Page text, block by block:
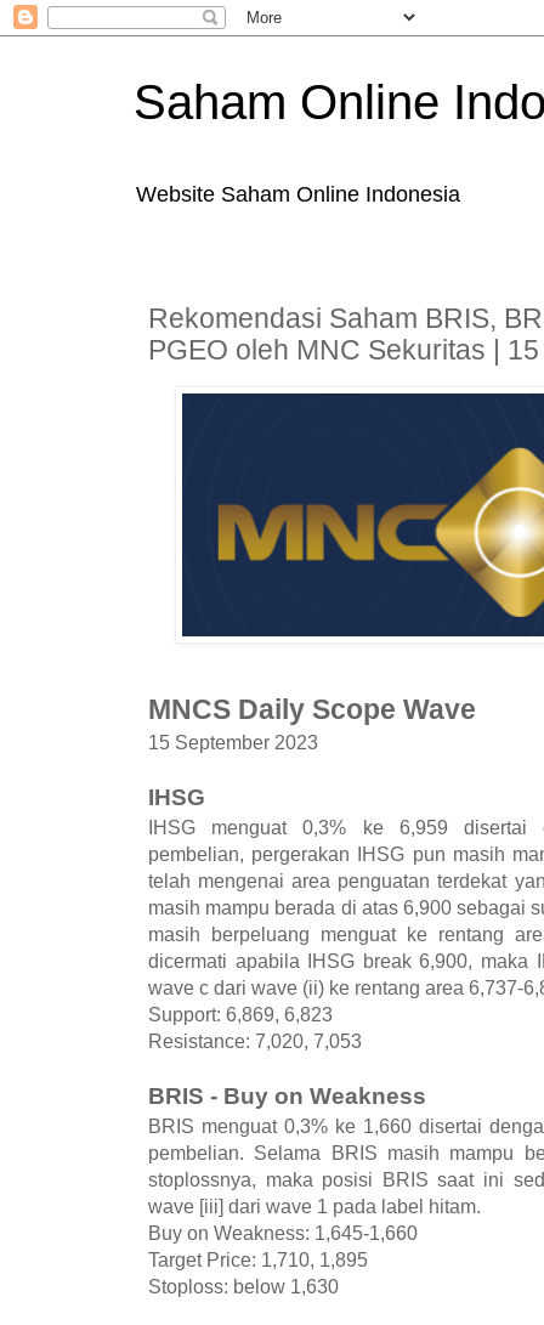
Saham Online
Website Saham Online Indonesia
Rekomendasi Saham BRIS,
PGEO oleh MNC Sekuritas |
MNCS Daily Scope Wave
15 September 2023
IHSG
IHSG menguat 0,3% ke 6,959 disertai
pembelian, pergerakan IHSG pun masih
telah mengenai area penguatan terdekat
masih mampu berada di atas 6,900 sebagai
masih berpeluang menguat ke rentang
dicermati apabila IHSG break 6,900, maka
wave c dari wave (ii) ke rentang area 6,737-
Support: 6,869, 6,823
Resistance: 7,020, 7,053
BRIS - Buy on Weakness
BRIS menguat 0,3% ke 1,660 disertai
pembelian. Selama BRIS masih mampu
stoplossnya, maka posisi BRIS saat ini
wave [iii] dari wave 1 pada label hitam.
Buy on Weakness: 1,645-1,660
Target Price: 1,710, 1,895
Stoploss: below 1,630